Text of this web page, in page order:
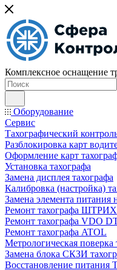
Комплексное оснащение
Оборудование
Сервис
Тахографический
Разблокировка карт
Оформление карт
Установка тахографа
Замена дисплея тахографа
Калибровка (настройка)
Замена элемента
Ремонт тахографа ШТРИХ
Ремонт тахографа VDO
Ремонт тахографа ATOL
Метрологическая поверка
Замена блока СКЗИ
Восстановление питания